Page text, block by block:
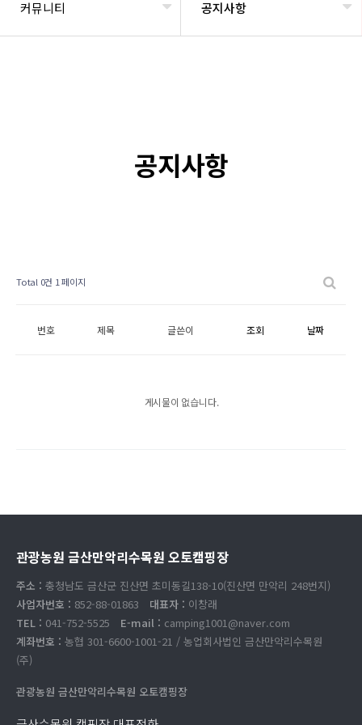
커뮤니티 공지사항
공지사항
Total 0건 1 페이지
번호 제목 글쓴이 조회 날짜
게시물이 없습니다.
관광농원 금산만악리수목원 오토캠핑장
주소 : 충청남도 금산군 진산면 초미동길138-10(진산면 만악리 248번지)
사업자번호 : 852-88-01863 대표자 : 이창래
TEL : 041-752-5525 E-mail : camping1001@naver.com
계좌번호 : 농협 301-6600-1001-21 / 농업회사법인 금산만악리수목원
(주)
관광농원 금산만악리수목원 오토캠핑장